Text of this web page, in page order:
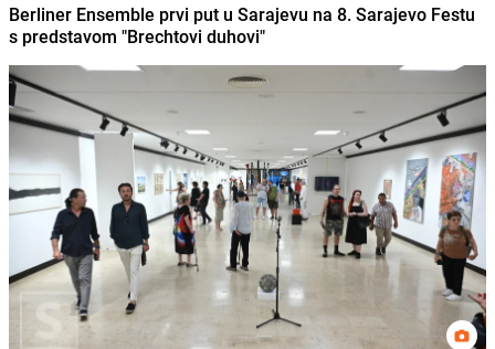
Berliner Ensemble prvi put u Sarajevu na 8. Sarajevo Festu
s predstavom "Brechtovi duhovi"